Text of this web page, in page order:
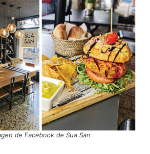
de Facebook de Sua San